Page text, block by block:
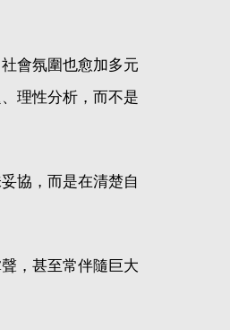
會氛圍也愈加多元
理性分析，而不是
協，而是在清楚自
，甚至常伴隨巨大